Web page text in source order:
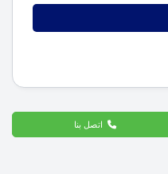
اتصل بنا